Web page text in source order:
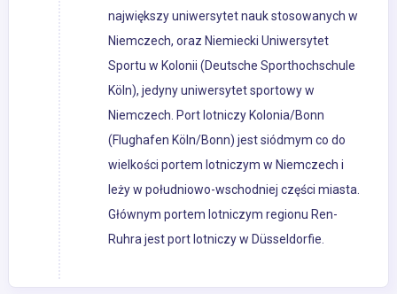
największy uniwersytet nauk stosowanych w
Niemczech, oraz Niemiecki Uniwersytet
Sportu w Kolonii (Deutsche Sporthochschule
Köln), jedyny uniwersytet sportowy w
Niemczech. Port lotniczy Kolonia/Bonn
(Flughafen Köln/Bonn) jest siódmym co do
wielkości portem lotniczym w Niemczech i
leży w południowo-wschodniej części miasta.
Głównym portem lotniczym regionu Ren-
Ruhra jest port lotniczy w Düsseldorfie.